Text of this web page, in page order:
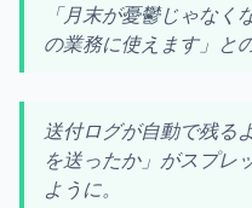
「月末が憂鬱じゃな
の業務に使えます」との
送付ログが自動で残る
を送ったか」がスプレ
ように。